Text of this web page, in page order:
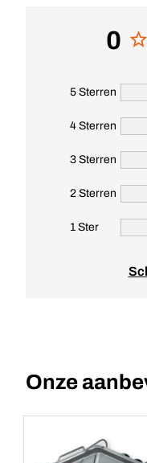
0
5 Sterren
4 Sterren
3 Sterren
2 Sterren
1 Ster
Onze